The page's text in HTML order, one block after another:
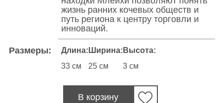
жизнь ранних кочевых обществ и
путь региона к центру торговли и
инноваций.
Размеры:
Длина:
33 см
Ширина:
25 см
Высота:
3 см
В корзину